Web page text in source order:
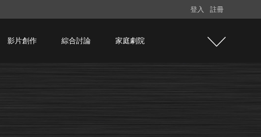
登入 註冊
影片創作 綜合討論 家庭劇院